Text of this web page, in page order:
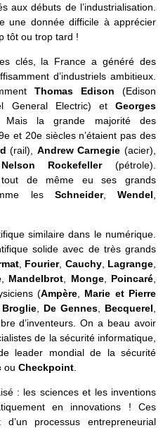
aux débuts de l’industrialisation.
une donnée difficile à apprécier
tôt ou trop tard !
clés, la France a généré des
d’industriels ambitieux.
Thomas Edison (Edison
General Electric) et Georges
Mais la grande majorité des
et 20e siècles n’étaient pas des
(rail), Andrew Carnegie(acier),
Rockefeller(pétrole).
de même eu ses grands
les Schneider,Wendel
similaire dans le numérique.
solide avec de très grands
, Fourier, Cauchy, Lagrange
, Mandelbrot Monge, Poincaré
(Ampère
Marie et Pierre
Broglie De Gennes Becquerel
d’inventeurs. On a beau avoir
de la sécurité informatique,
leader mondial de la sécurité
ou Checkpoint
: les sciences et les inventions
en innovations ! Ces
d’un processus entrepreneurial